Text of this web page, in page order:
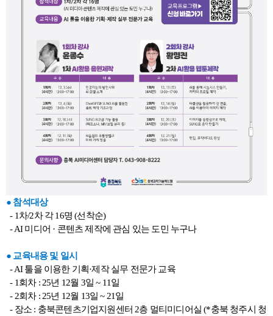
● 참석대상
- 1차/2차 각 16명 (선착순)
- AI 미디어 · 콘텐츠 제작에 관심 있는 도민 누구나
● 교육내용 및 일시
- AI 툴을 이용한 기획·제작 실무 전문가 교육
- 1회차 : 25년 12월 3일 ~ 11일
- 2회차 : 25년 12월 13일 ~ 21일
- 장소 : 충북콘텐츠기업지원센터 2층 멀티미디어실 (*충북 청주시 청